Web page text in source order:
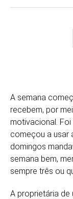
A semana
recebem, por
motivacional.
começou a usar
domingos
semana bem,
sempre três ou
A proprietária de